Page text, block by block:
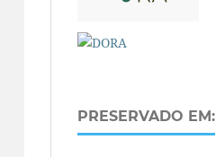
PRESERVADO EM: